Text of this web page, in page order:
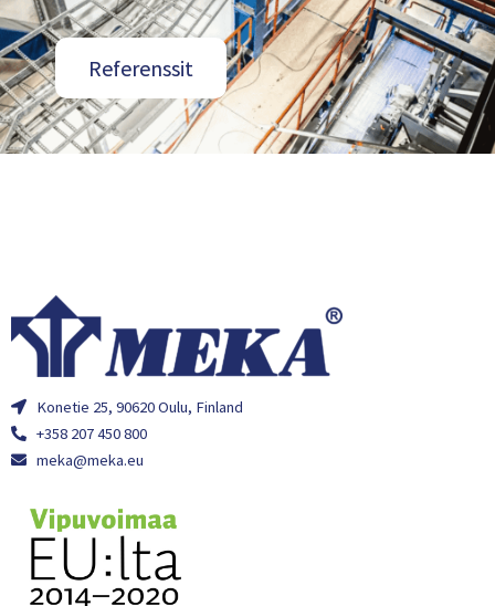
Referenssit
Konetie 25, 90620 Oulu, Finland
+358 207 450 800
meka@meka.eu